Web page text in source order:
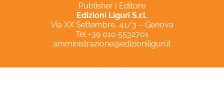
Publisher | Editore
Edizioni Liguri S.r.l.
Via XX Settembre, 41/3 – Genova
Tel +39 010 5532701
amministrazione@edizioniliguri.it
Privacy Policy